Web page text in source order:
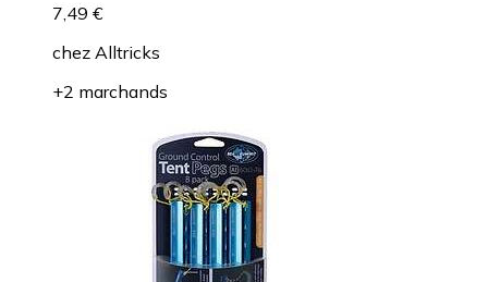
7,49 €
chez Alltricks
+2 marchands